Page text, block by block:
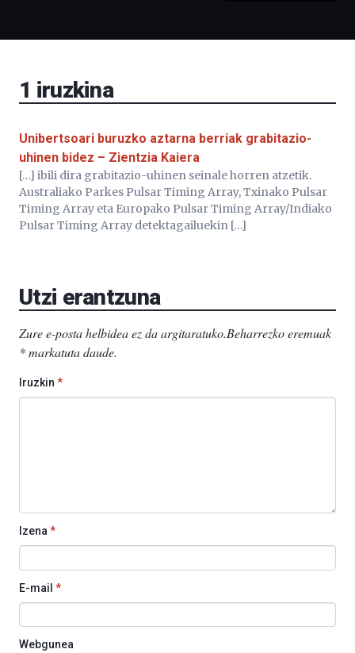
Bizkaia
1 iruzkina
Unibertsoari buruzko aztarna berriak grabitazio-
uhinen bidez – Zientzia Kaiera
[…] ibili dira grabitazio-uhinen seinale horren atzetik.
Australiako Parkes Pulsar Timing Array, Txinako Pulsar
Timing Array eta Europako Pulsar Timing Array/Indiako
Pulsar Timing Array detektagailuekin […]
Utzi erantzuna
Zure e-posta helbidea ez da argitaratuko.Beharrezko eremuak
*markatuta daude.
Iruzkin *
Izena*
E-mail *
Webgunea